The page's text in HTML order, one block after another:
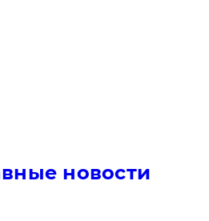
новости